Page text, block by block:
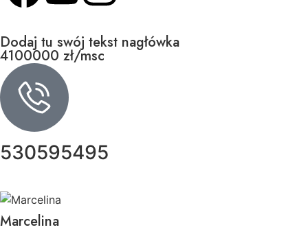
Dodaj tu swój tekst nagłówka
4100000 zł/msc
530595495
Marcelina